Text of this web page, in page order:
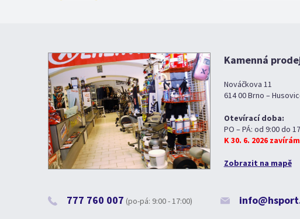
Kamenná
Nováčkova 11
614 00 Brno –
Otevírací doba:
PO – PÁ: od 9:00 do
K 30. 6. 2026
Zobrazit na mapě
777 760 007 (po-pá: 9:00 - 17:00)